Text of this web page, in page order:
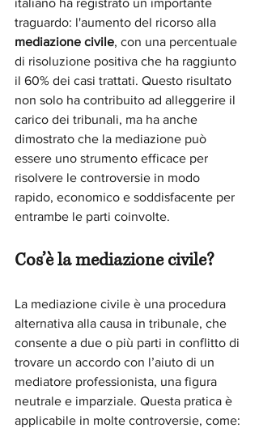
italiano ha registrato un importante
traguardo: l'aumento del ricorso alla
mediazione civile, con una percentuale
di risoluzione positiva che ha raggiunto
il 60% dei casi trattati. Questo risultato
non solo ha contribuito ad alleggerire il
carico dei tribunali, ma ha anche
dimostrato che la mediazione può
essere uno strumento efficace per
risolvere le controversie in modo
rapido, economico e soddisfacente per
entrambe le parti coinvolte.
Cos’è la mediazione civile?
La mediazione civile è una procedura
alternativa alla causa in tribunale, che
consente a due o più parti in conflitto di
trovare un accordo con l’aiuto di un
mediatore professionista, una figura
neutrale e imparziale. Questa pratica è
applicabile in molte controversie, come: